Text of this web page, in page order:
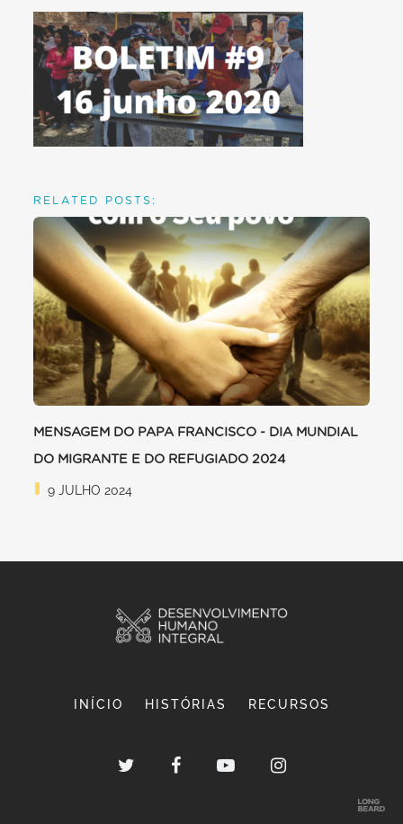
RELATED POSTS:
MENSAGEM DO PAPA FRANCISCO - DIA MUNDIAL
DO MIGRANTE E DO REFUGIADO 2024
9 JULHO 2024
INÍCIO HISTÓRIAS RECURSOS